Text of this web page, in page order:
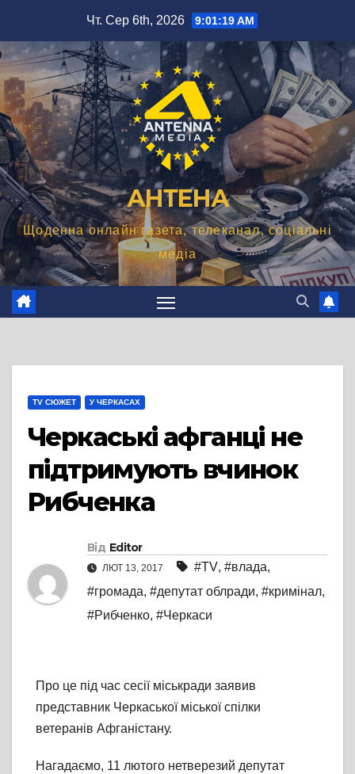
вмісту
Чт. Сер 6th, 2026 9:01:20 AM
АНТЕНА
Щоденна онлайн газета, телеканал, соціальні
медіа
TV СЮЖЕТ У ЧЕРКАСАХ
Черкаські афганці не
підтримують вчинок
Рибченка
Від Editor
ЛЮТ 13, 2017 #TV, #влада,
#громада, #депутат облради, #кримінал,
#Рибченко, #Черкаси
Про це під час сесії міськради заявив
представник Черкаської міської спілки
ветеранів Афганістану.
Нагадаємо, 11 лютого нетверезий депутат